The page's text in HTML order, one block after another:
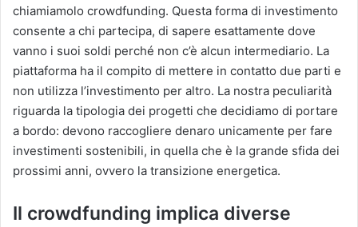
chiamiamolo crowdfunding. Questa forma di investimento
consente a chi partecipa, di sapere esattamente dove
vanno i suoi soldi perché non c’è alcun intermediario. La
piattaforma ha il compito di mettere in contatto due parti e
non utilizza l’investimento per altro. La nostra peculiarità
riguarda la tipologia dei progetti che decidiamo di portare
a bordo: devono raccogliere denaro unicamente per fare
investimenti sostenibili, in quella che è la grande sfida dei
prossimi anni, ovvero la transizione energetica.
Il crowdfunding implica diverse